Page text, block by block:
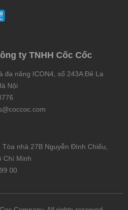
ty TNHH Cốc Cốc
đa năng ICON4, số 243A Đê La
Nội
nhà 27B Nguyễn Đình Chiểu,
Chí Minh
00